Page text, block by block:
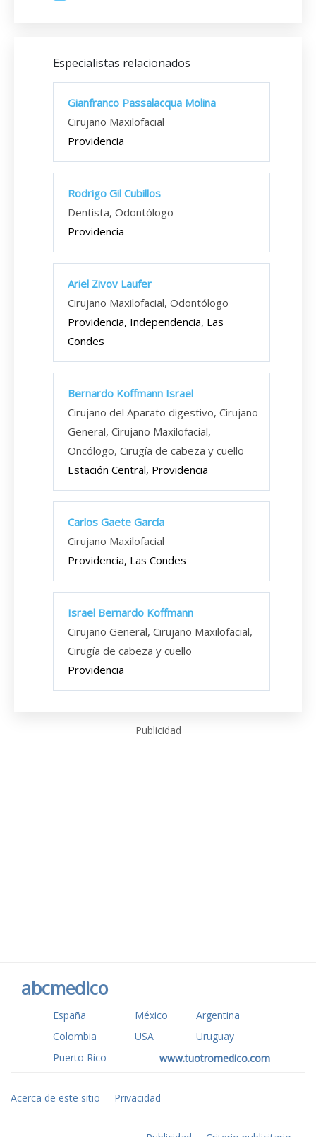
Especialistas relacionados
Gianfranco Passalacqua Molina
Cirujano Maxilofacial
Providencia
Rodrigo Gil Cubillos
Dentista, Odontólogo
Providencia
Ariel Zivov Laufer
Cirujano Maxilofacial, Odontólogo
Providencia, Independencia, Las
Condes
Bernardo Koffmann Israel
Cirujano del Aparato digestivo, Cirujano
General, Cirujano Maxilofacial,
Oncólogo, Cirugía de cabeza y cuello
Estación Central, Providencia
Carlos Gaete García
Cirujano Maxilofacial
Providencia, Las Condes
Israel Bernardo Koffmann
Cirujano General, Cirujano Maxilofacial,
Cirugía de cabeza y cuello
Providencia
Publicidad
abcmedico
España México
Argentina
Colombia
USA
Uruguay
Puerto Rico
www.tuotromedico.com
Acerca de este sitio Privacidad